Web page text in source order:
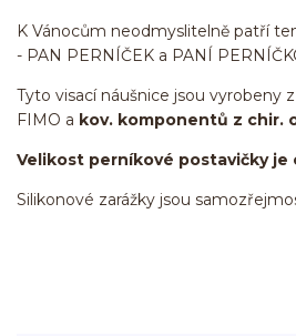
K Vánocům neodmyslitelně patří
- PAN PERNÍČEK a PANÍ
Tyto visací náušnice jsou vyrobeny
FIMO a kov. komponentů z chir.
Velikost perníkové postavičky je
Silikonové zarážky jsou